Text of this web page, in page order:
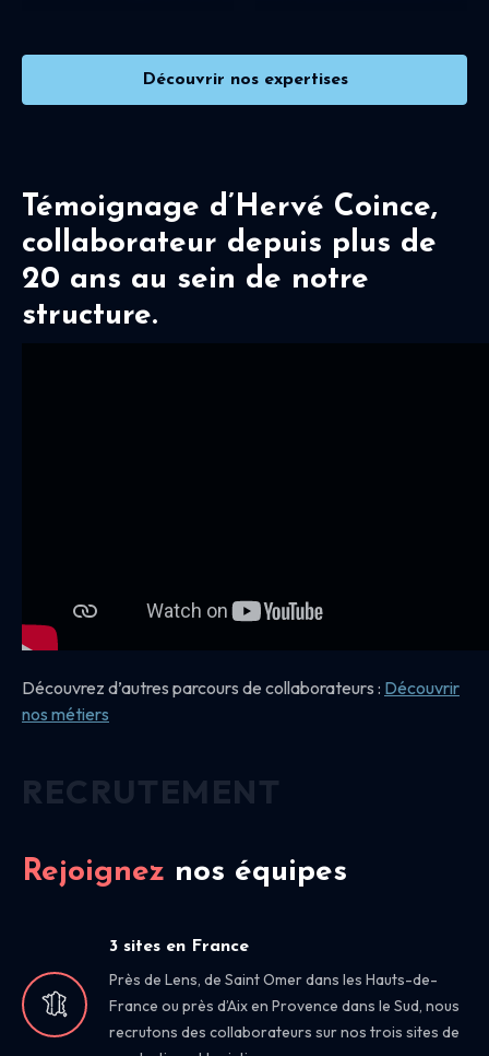
Découvrir nos expertises
Témoignage d’Hervé Coince,
collaborateur depuis plus de
20 ans au sein de notre
structure.
Découvrez d’autres parcours de collaborateurs : Découvrir
nos métiers
Rejoignez nos équipes
3 sites en France
Près de Lens, de Saint Omer dans les Hauts-de-
France ou près d’Aix en Provence dans le Sud, nous
recrutons des collaborateurs sur nos trois sites de
RECRUTEMENT